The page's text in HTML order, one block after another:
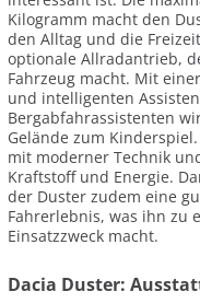
Kilogramm macht den
den Alltag und die
optionale Allradantrieb,
Fahrzeug macht. Mit
und intelligenten
Bergabfahrassistenten
Gelände zum
mit moderner Technik
Kraftstoff und Energie.
der Duster zudem eine
Fahrerlebnis, was ihn zu
Einsatzzweck macht.
Dacia Duster: